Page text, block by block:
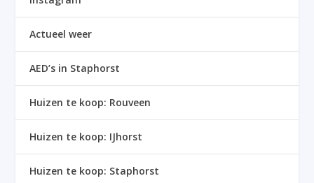
Actueel weer
AED’s in Staphorst
Huizen te koop: Rouveen
Huizen te koop: IJhorst
Huizen te koop: Staphorst